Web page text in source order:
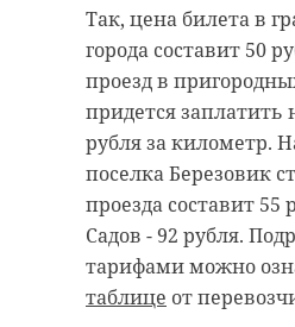
Так, цена билета в
города составит 50
проезд в
придется заплатить
рубля за километр.
поселка Березовик
проезда составит 55
Садов - 92 рубля.
тарифами можно
таблице от
Ленинградской
чемпионат Северо-
федерального
Разыгрывают более
наград.
разных возрастов.
упражнения на
оружием, длинным
него.
В первый день
Достичь высоких
получилось
критериев, отметил
представитель в
региона.
В Ленинградской
последние 3 года
смертность от
сосудистых